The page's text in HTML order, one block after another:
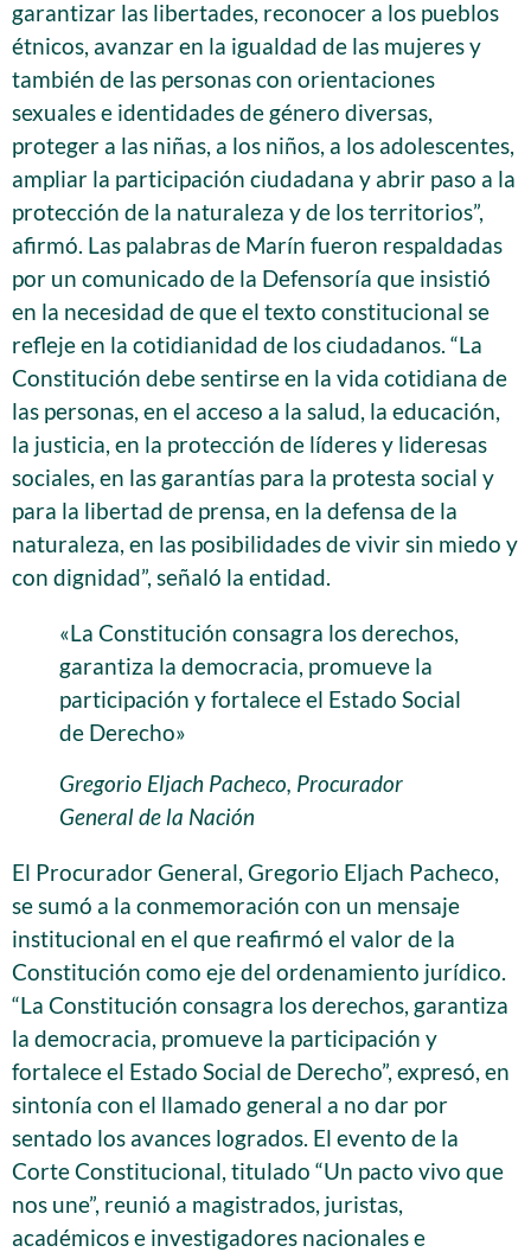
garantizar las libertades, reconocer a los pueblos
étnicos, avanzar en la igualdad de las mujeres y
también de las personas con orientaciones
sexuales e identidades de género diversas,
proteger a las niñas, a los niños, a los adolescentes,
ampliar la participación ciudadana y abrir paso a la
protección de la naturaleza y de los territorios”,
afirmó. Las palabras de Marín fueron respaldadas
por un comunicado de la Defensoría que insistió
en la necesidad de que el texto constitucional se
refleje en la cotidianidad de los ciudadanos. “La
Constitución debe sentirse en la vida cotidiana de
las personas, en el acceso a la salud, la educación,
la justicia, en la protección de líderes y lideresas
sociales, en las garantías para la protesta social y
para la libertad de prensa, en la defensa de la
naturaleza, en las posibilidades de vivir sin miedo y
con dignidad”, señaló la entidad.
«La Constitución consagra los derechos,
garantiza la democracia, promueve la
participación y fortalece el Estado Social
de Derecho»
Gregorio Eljach Pacheco, Procurador
General de la Nación
El Procurador General, Gregorio Eljach Pacheco,
se sumó a la conmemoración con un mensaje
institucional en el que reafirmó el valor de la
Constitución como eje del ordenamiento jurídico.
“La Constitución consagra los derechos, garantiza
la democracia, promueve la participación y
fortalece el Estado Social de Derecho”, expresó, en
sintonía con el llamado general a no dar por
sentado los avances logrados. El evento de la
Corte Constitucional, titulado “Un pacto vivo que
nos une”, reunió a magistrados, juristas,
académicos e investigadores nacionales e